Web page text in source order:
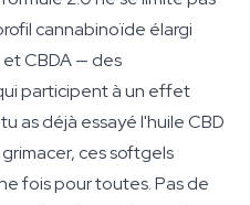
cannabinoïde élargi
CBDA — des
participent à un effet
as déjà essayé l'huile CBD
ces softgels
fois pour toutes. Pas de